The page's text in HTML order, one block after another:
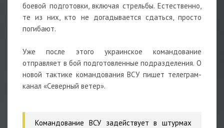
боевой подготовки, включая стрельбы. Естественно,
те из них, кто не догадывается сдаться, просто
погибают.
Уже после этого украинское командование
отправляет в бой подготовленные подразделения. О
новой тактике командования ВСУ пишет телеграм-
канал «Северный ветер».
Командование ВСУ задействует в штурмах